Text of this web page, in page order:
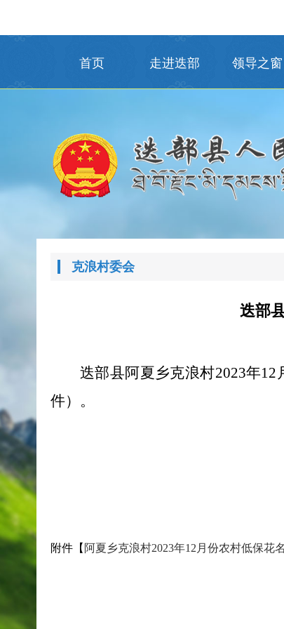
首页 走进迭部 领导之窗
克浪村委会
迭部
迭部县阿夏乡克浪村2023年
件）。
附件【 阿夏乡克浪村2023年12月份农村低保花